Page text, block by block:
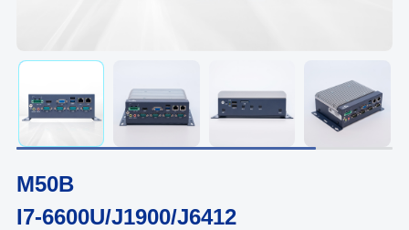
M50B
I7-6600U/J1900/J6412